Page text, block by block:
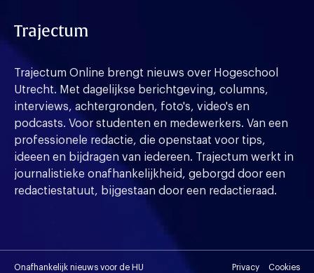
Trajectum
Trajectum Online brengt nieuws over Hogeschool
Utrecht. Met dagelijkse berichtgeving, columns,
interviews, achtergronden, foto's, video's en
podcasts. Voor studenten en medewerkers. Van een
professionele redactie, die openstaat voor tips,
ideeen en bijdragen van iedereen. Trajectum werkt in
journalistieke onafhankelijkheid, geborgd door een
redactiestatuut, bijgestaan door een redactieraad.
Onafhankelijk nieuws voor de HU Privacy Cookies